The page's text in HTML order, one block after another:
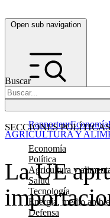
Open sub navigation
Buscar
SECCIONES POLÍTICAS
Economía
Política
Agricultura y
Salud
Tecnología
Energía, medio
Defensa
RapporteurEconomía
La UE
AGRICULTURA Y